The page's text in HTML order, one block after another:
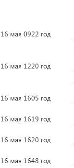
16 мая 0922 год
16 мая 1220 год
16 мая 1605 год
16 мая 1619 год
16 мая 1620 год
16 мая 1648 год